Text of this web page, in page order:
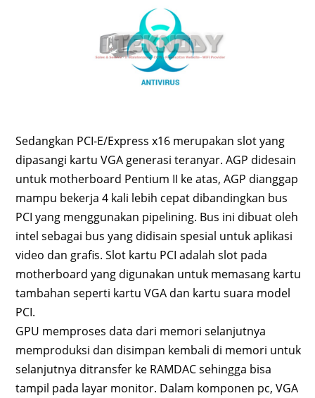
Sedangkan PCI-E/Express x16 merupakan slot yang
dipasangi kartu VGA generasi teranyar. AGP didesain
untuk motherboard Pentium II ke atas, AGP dianggap
mampu bekerja 4 kali lebih cepat dibandingkan bus
PCI yang menggunakan pipelining. Bus ini dibuat oleh
intel sebagai bus yang didisain spesial untuk aplikasi
video dan grafis. Slot kartu PCI adalah slot pada
motherboard yang digunakan untuk memasang kartu
tambahan seperti kartu VGA dan kartu suara model
PCI.
GPU memproses data dari memori selanjutnya
memproduksi dan disimpan kembali di memori untuk
selanjutnya ditransfer ke RAMDAC sehingga bisa
tampil pada layar monitor. Dalam komponen pc, VGA